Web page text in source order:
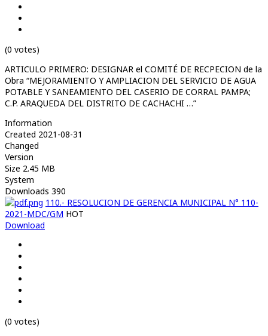
(0 votes)
ARTICULO PRIMERO: DESIGNAR el COMITÉ DE RECPECION de la
Obra “MEJORAMIENTO Y AMPLIACION DEL SERVICIO DE AGUA
POTABLE Y SANEAMIENTO DEL CASERIO DE CORRAL PAMPA;
C.P. ARAQUEDA DEL DISTRITO DE CACHACHI …”
Information
Created 2021-08-31
Changed
Version
Size 2.45 MB
System
Downloads 390
110.- RESOLUCION DE GERENCIA MUNICIPAL N° 110-
2021-MDC/GM HOT
Download
(0 votes)